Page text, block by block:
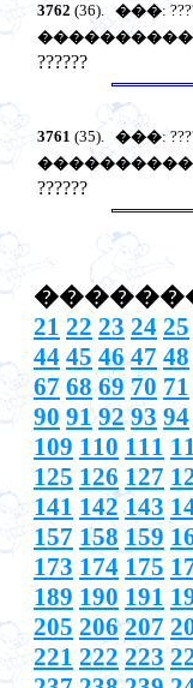
3762 (36).���:
??????
3761 (35).���:
??????
21 22 23 24 25
44 45 46 47 48
67 68 69 70 71
90 91 92 93 94
109 110 111
125 126 127
141 142 143
157 158 159
173 174 175
189 190 191
205 206 207
221 222 223